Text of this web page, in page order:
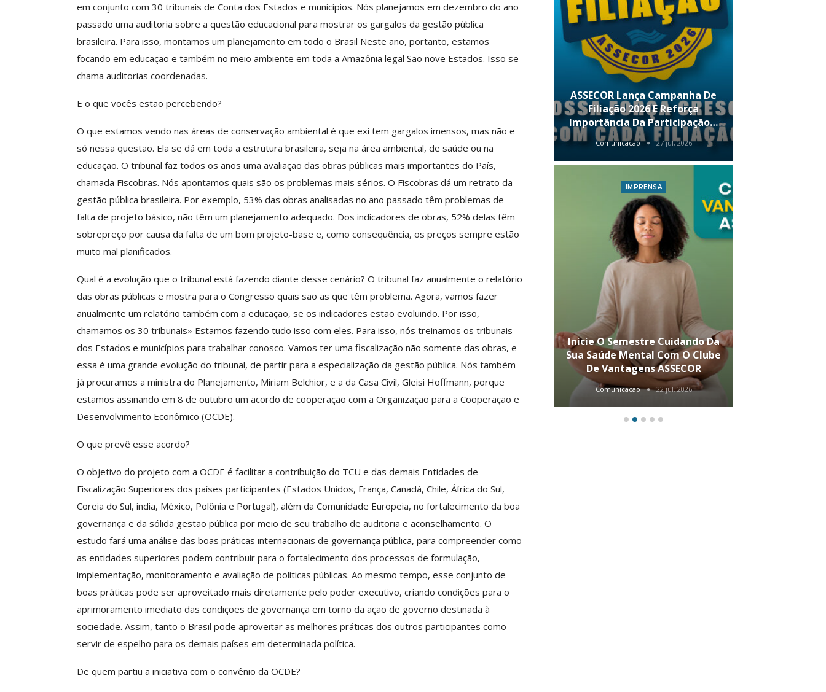
em conjunto com 30 tribunais de Conta dos Estados e municípios. Nós planejamos em dezembro do ano
passado uma auditoria sobre a questão educacional para mostrar os gargalos da gestão pública
brasileira. Para isso, montamos um planejamento em todo o Brasil Neste ano, portanto, estamos
focando em educação e também no meio ambiente em toda a Amazônia legal São nove Estados. Isso se
chama auditorias coordenadas.
E o que vocês estão percebendo?
O que estamos vendo nas áreas de conservação ambiental é que exi tem gargalos imensos, mas não e
só nessa questão. Ela se dá em toda a estrutura brasileira, seja na área ambiental, de saúde ou na
educação. O tribunal faz todos os anos uma avaliação das obras públicas mais importantes do País,
chamada Fiscobras. Nós apontamos quais são os problemas mais sérios. O Fiscobras dá um retrato da
gestão pública brasileira. Por exemplo, 53% das obras analisadas no ano passado têm problemas de
falta de projeto básico, não têm um planejamento adequado. Dos indicadores de obras, 52% delas têm
sobrepreço por causa da falta de um bom projeto-base e, como consequência, os preços sempre estão
muito mal planificados.
Qual é a evolução que o tribunal está fazendo diante desse cenário? O tribunal faz anualmente o relatório
das obras públicas e mostra para o Congresso quais são as que têm problema. Agora, vamos fazer
anualmente um relatório também com a educação, se os indicadores estão evoluindo. Por isso,
chamamos os 30 tribunais» Estamos fazendo tudo isso com eles. Para isso, nós treinamos os tribunais
dos Estados e municípios para trabalhar conosco. Vamos ter uma fiscalização não somente das obras, e
essa é uma grande evolução do tribunal, de partir para a especialização da gestão pública. Nós também
já procuramos a ministra do Planejamento, Miriam Belchior, e a da Casa Civil, Gleisi Hoffmann, porque
estamos assinando em 8 de outubro um acordo de cooperação com a Organização para a Cooperação e
Desenvolvimento Econômico (OCDE).
O que prevê esse acordo?
O objetivo do projeto com a OCDE é facilitar a contribuição do TCU e das demais Entidades de
Fiscalização Superiores dos países participantes (Estados Unidos, França, Canadá, Chile, África do Sul,
Coreia do Sul, índia, México, Polônia e Portugal), além da Comunidade Europeia, no fortalecimento da boa
governança e da sólida gestão pública por meio de seu trabalho de auditoria e aconselhamento. O
estudo fará uma análise das boas práticas internacionais de governança pública, para compreender como
as entidades superiores podem contribuir para o fortalecimento dos processos de formulação,
implementação, monitoramento e avaliação de políticas públicas. Ao mesmo tempo, esse conjunto de
boas práticas pode ser aproveitado mais diretamente pelo poder executivo, criando condições para o
aprimoramento imediato das condições de governança em torno da ação de governo destinada à
sociedade. Assim, tanto o Brasil pode aproveitar as melhores práticas dos outros participantes como
servir de espelho para os demais países em determinada política.
De quem partiu a iniciativa com o convênio da OCDE?
Reúne Dezenas De Escolas De
IMPRENSA
ASSECOR Acompanha Reunião
Da Mesa Nacional De
Negociação Permanente E
Reforça…
Comunicacao
IMPRENSA
Categoria Unida Em Torno Dos
Valores Fundantes Da Ação
Sindical
29 jul, 2026
ASSECOR Lança Campanha De
Filiação 2026 E Reforça
Importância Da Participação…
Comunicacao 27 jul, 2026
IMPRENSA
Inicie O Semestre Cuidando Da
Sua Saúde Mental Com O Clube
De Vantagens ASSECOR
Comunicacao 22 jul, 2026